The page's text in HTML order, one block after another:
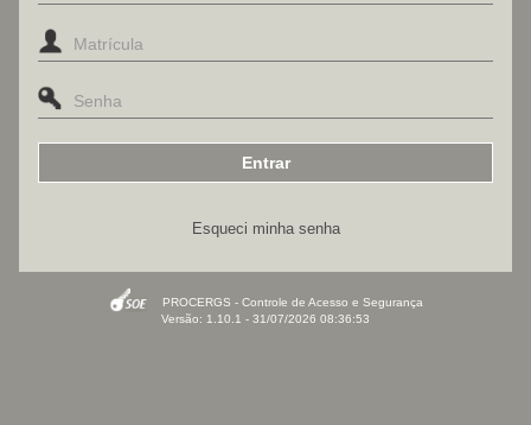
Esqueci minha senha
PROCERGS - Controle de Acesso e Segurança
Versão: 1.10.1 - 31/07/2026 08:36:53